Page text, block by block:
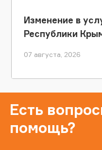
Изменение в
Республики
07 августа, 2026
Есть
помощь?